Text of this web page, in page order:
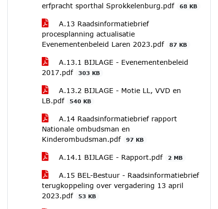
erfpracht sporthal Sprokkelenburg.pdf
68 KB
A.13 Raadsinformatiebrief
procesplanning actualisatie
Evenementenbeleid Laren 2023.pdf
87 KB
A.13.1 BIJLAGE - Evenementenbeleid
2017.pdf
303 KB
A.13.2 BIJLAGE - Motie LL, VVD en
LB.pdf
540 KB
A.14 Raadsinformatiebrief rapport
Nationale ombudsman en
Kinderombudsman.pdf
97 KB
A.14.1 BIJLAGE - Rapport.pdf 2 MB
A.15 BEL-Bestuur - Raadsinformatiebrief
terugkoppeling over vergadering 13 april
2023.pdf
53 KB